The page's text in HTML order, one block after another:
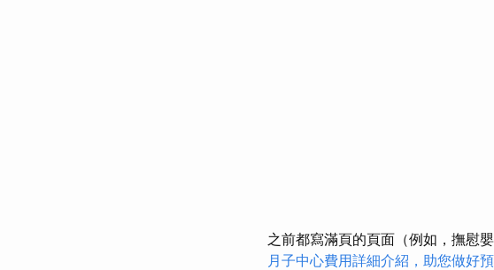
之前都寫滿頁的頁面（例如，撫慰
月子中心費用詳細介紹，助您做好